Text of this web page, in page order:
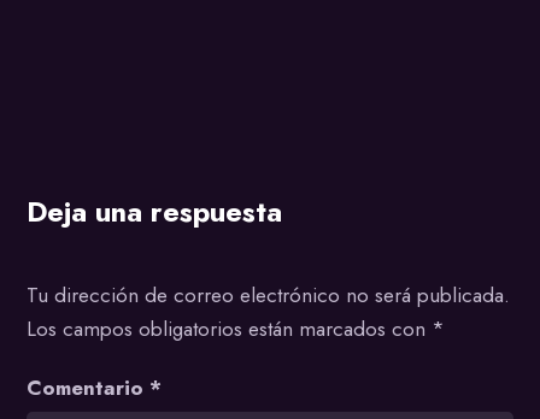
Deja una respuesta
Tu dirección de correo electrónico no será publicada.
Los campos obligatorios están marcados con *
Comentario *